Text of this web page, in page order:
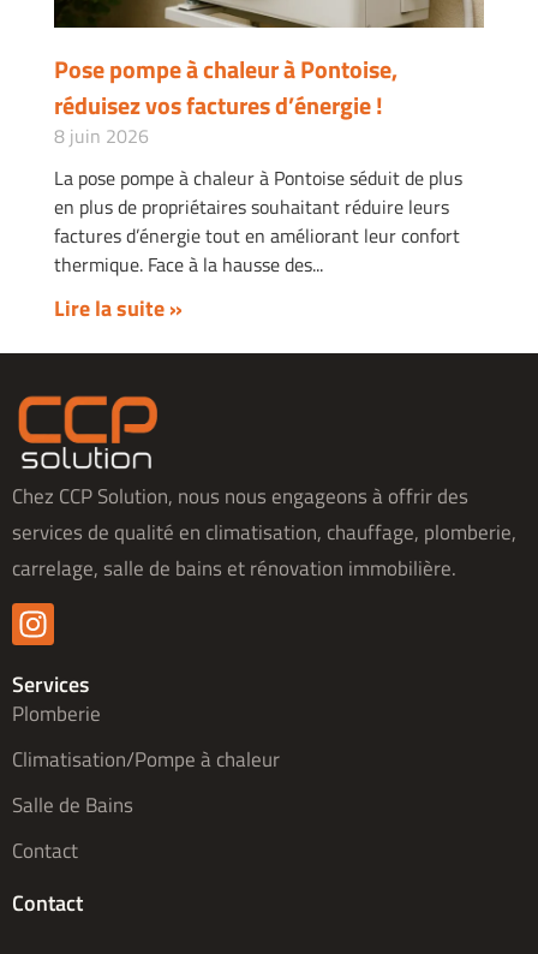
Pose pompe à chaleur à Pontoise,
réduisez vos factures d’énergie !
8 juin 2026
La pose pompe à chaleur à Pontoise séduit de plus
en plus de propriétaires souhaitant réduire leurs
factures d’énergie tout en améliorant leur confort
thermique. Face à la hausse des
Lire la suite »
Chez CCP Solution, nous nous engageons à offrir des
services de qualité en climatisation, chauffage, plomberie,
carrelage, salle de bains et rénovation immobilière.
Services
Plomberie
Climatisation/Pompe à chaleur
Salle de Bains
Contact
Contact